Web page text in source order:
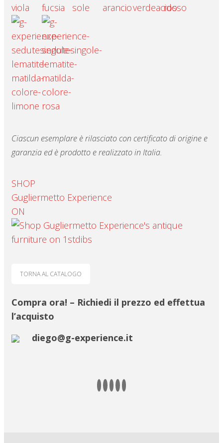
Ciascun esemplare è rilasciato con certificato di origine e
garanzia ed è prodotto e realizzato in Italia.
SHOP
Gugliermetto Experience
ON
TORNA AL CATALOGO
Compra ora! – Richiedi il prezzo ed effettua
l’acquisto
diego@g-experience.it